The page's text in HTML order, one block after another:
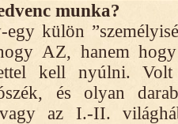
munka?
egy külön
AZ, hanem
kell nyúlni.
és olyan
vagy az I.-II.